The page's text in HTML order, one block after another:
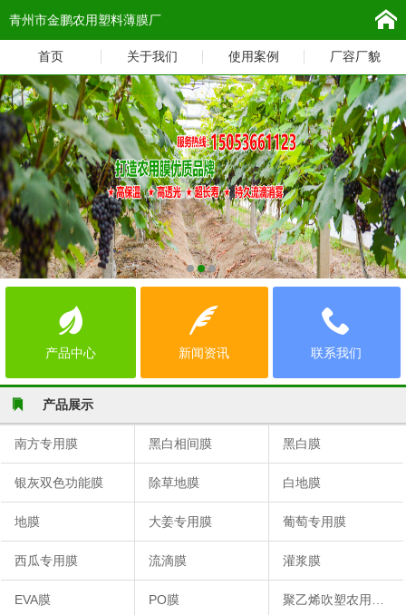
青州市金鹏农用塑料薄膜厂
首页 关于我们 使用案例 厂容厂貌
产品中心 新闻资讯 联系我们
产品展示
南方专用膜 黑白相间膜 黑白膜
银灰双色功能膜 除草地膜 白地膜
地膜 大姜专用膜 葡萄专用膜
西瓜专用膜 流滴膜 灌浆膜
EVA膜 PO膜